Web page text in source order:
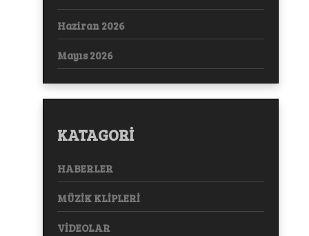
Haziran 2026
Mayıs 2026
KATAGORİ
HABERLER
MÜZİK KLİPLERİ
VİDEOLAR